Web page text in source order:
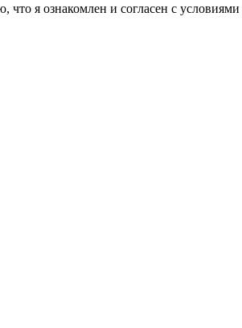
я ознакомлен и согласен с условиями